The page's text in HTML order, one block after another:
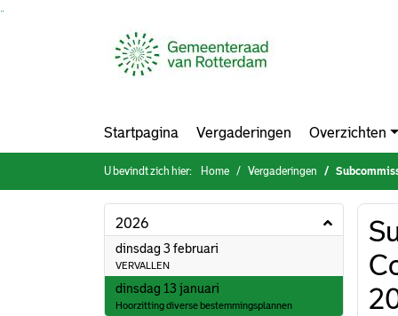
Startpagina Vergaderingen Overzichten
U bevindt zich hier: Home Vergaderingen Subcommissie
2026
dinsdag 3 februari
VERVALLEN
dinsdag 13 januari
Hoorzitting diverse bestemmingsplannen